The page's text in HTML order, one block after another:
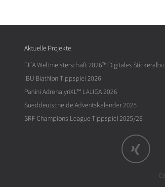
Aktuelle Projekte
FIFA Weltmeisterschaft 2026™ Digitales
IBU Biathlon Tippspiel 2026
Panini AdrenalynXL™ LALIGA 2026
Sueddeutsche.de Adventskalender 2025
SRF Champions League-Tippspiel 2025/26